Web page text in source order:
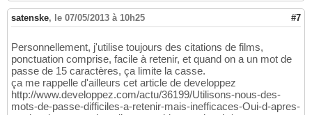
satenske, le 07/05/2013 à 10h25 #7
Personnellement, j'utilise toujours des citations de films,
ponctuation comprise, facile à retenir, et quand on a un mot de
passe de 15 caractères, ça limite la casse.
ça me rappelle d'ailleurs cet article de developpez
http://www.developpez.com/actu/36199/Utilisons-nous-des-
mots-de-passe-difficiles-a-retenir-mais-inefficaces-Oui-d-apres-